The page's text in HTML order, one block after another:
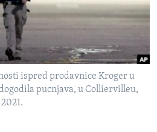
ispred prodavnice Kroger u
pucnjava, u Colliervilleu,